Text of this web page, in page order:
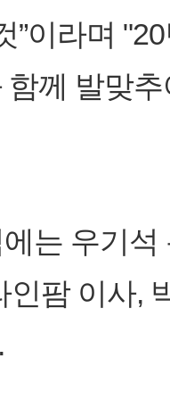
”이라며
께 발맞
는 우기
인팜 이사,